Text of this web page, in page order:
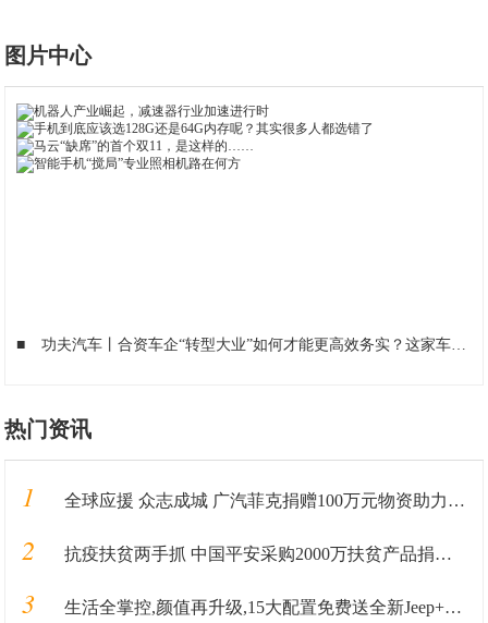
图片中心
■ 功夫汽车丨合资车企“转型大业”如何才能更高效务实？这家车企做了一次有益尝试！
热门资讯
1 全球应援 众志成城 广汽菲克捐赠100万元物资助力抗“疫”
2 抗疫扶贫两手抓 中国平安采购2000万扶贫产品捐赠武汉
3 生活全掌控,颜值再升级,15大配置免费送全新Jeep+指南者加料上市